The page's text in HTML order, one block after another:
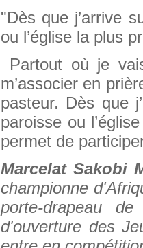
"Dès que j’arrive
ou l’église la plus
Partout où je
m’associer en
pasteur. Dès que
paroisse ou
permet de
Marcelat Sakobi
championne
porte-drapeau
d'ouverture des